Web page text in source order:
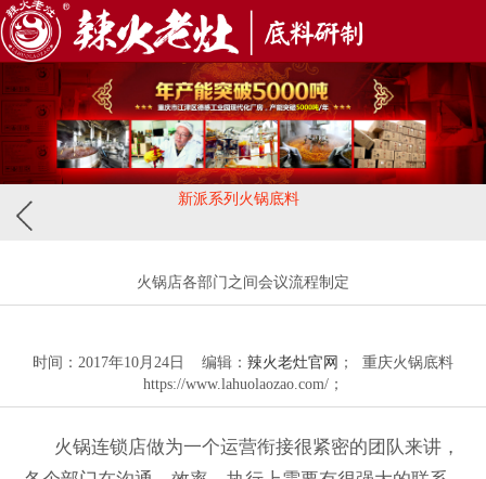
新派系列火锅底料
火锅店各部门之间会议流程制定
时间：2017年10月24日 编辑： 辣火老灶官网 ； 重庆火锅底料
https://www.lahuolaozao.com/；
火锅连锁店做为一个运营衔接很紧密的团队来讲，